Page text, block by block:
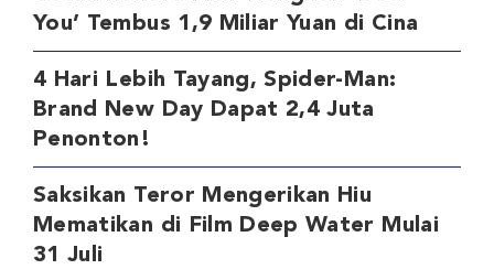
You’ Tembus 1,9 Miliar Yuan di Cina
4 Hari Lebih Tayang, Spider-Man:
Brand New Day Dapat 2,4 Juta
Penonton!
Saksikan Teror Mengerikan Hiu
Mematikan di Film Deep Water Mulai
31 Juli